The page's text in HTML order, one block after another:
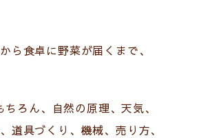
ら食卓に野菜が届くまで、
ちろん、自然の原理、天気、
道具づくり、機械、売り方、